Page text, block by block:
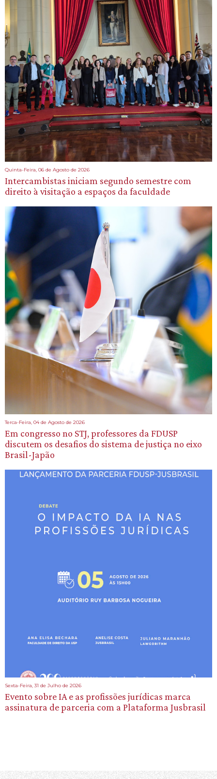
Quinta-Feira, 06 de Agosto de 2026
Intercambistas iniciam segundo semestre com
direito à visitação a espaços da faculdade
Terca-Feira, 04 de Agosto de 2026
Em congresso no STJ, professores da FDUSP
discutem os desafios do sistema de justiça no eixo
Brasil-Japão
Sexta-Feira, 31 de Julho de 2026
Evento sobre IA e as profissões jurídicas marca
assinatura de parceria com a Plataforma Jusbrasil